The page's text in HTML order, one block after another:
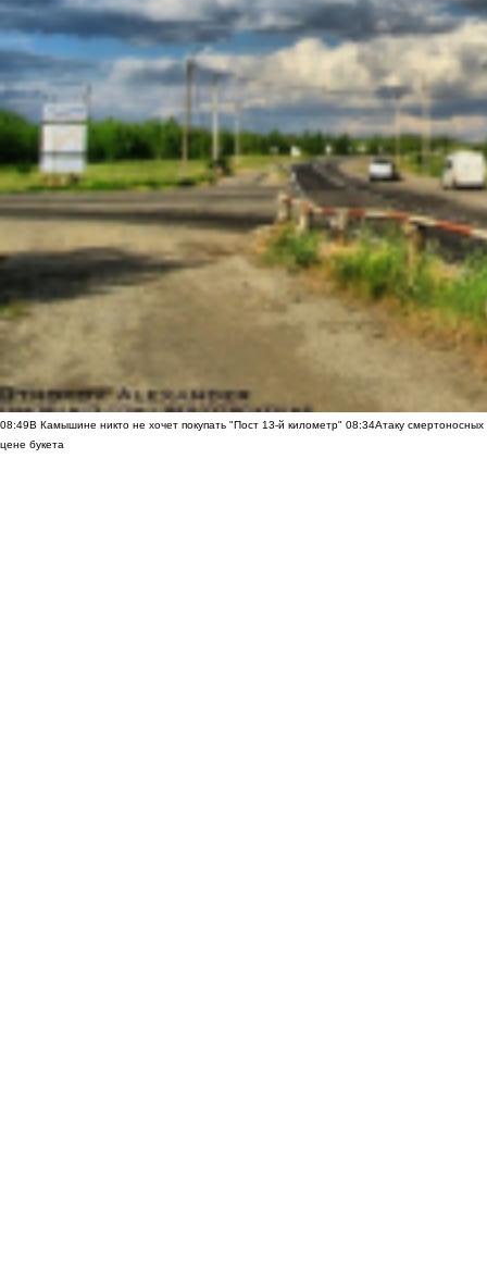
08:49В Камышине никто не хочет покупать "Пост 13-й километр" 08:34Атаку
цене букета